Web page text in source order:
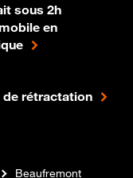
sous 2h
en
de rétractation
Beaufremont